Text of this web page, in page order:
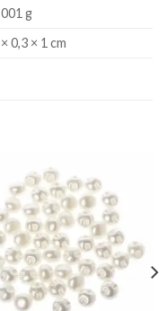
g
0,3 × 1 cm